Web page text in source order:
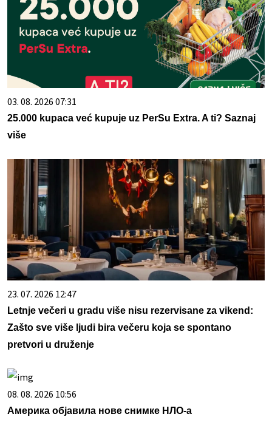
03. 08. 2026 07:31
25.000 kupaca već kupuje uz PerSu Extra. A ti? Saznaj
više
23. 07. 2026 12:47
Letnje večeri u gradu više nisu rezervisane za vikend:
Zašto sve više ljudi bira večeru koja se spontano
pretvori u druženje
08. 08. 2026 10:56
Америка објавила нове снимке НЛО-а